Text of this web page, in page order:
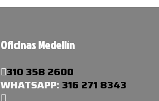
Oficinas Medellín
310 358 2600
WHATSAPP: 316 271 8343